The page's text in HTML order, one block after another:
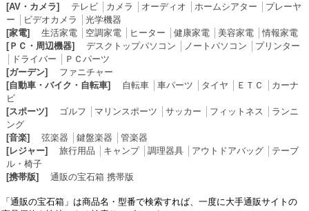
[AV・カメラ]
テレビ│ カメラ オーディオ ホームシアター
プレーヤ
ー
ビデオカメラ
光学機器
[家電]
生活家電│ 空調家電│ ヒーター 健康家電│ 美容家電│情報家電
[ＰＣ・周辺機器]
デスクトップパソコン ノートパソコン
プリンター
ドライバー
ＰＣパーツ
[ガーデン]
ファニチャー
[自動車・バイク・自転車]
自転車│ 車パーツ タイヤ ＥＴＣ
カーナ
ビ
[スポーツ]
ゴルフ マリンスポーツ サッカー フィットネス
ランニ
ング
[音楽]
弦楽器 鍵盤楽器
管楽器
[レジャー]
旅行用品 キャンプ│ 調理器具│ アウトドアバッグ│ テーブ
ル・椅子
[携帯版]
通販の宝石箱 携帯版
「通販の宝石箱」は商品名・型番で検索すれば、一度に大手通販サイトの